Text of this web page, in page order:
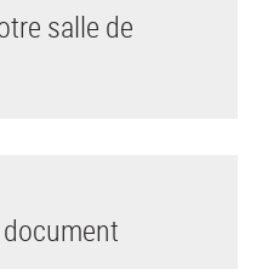
salle de